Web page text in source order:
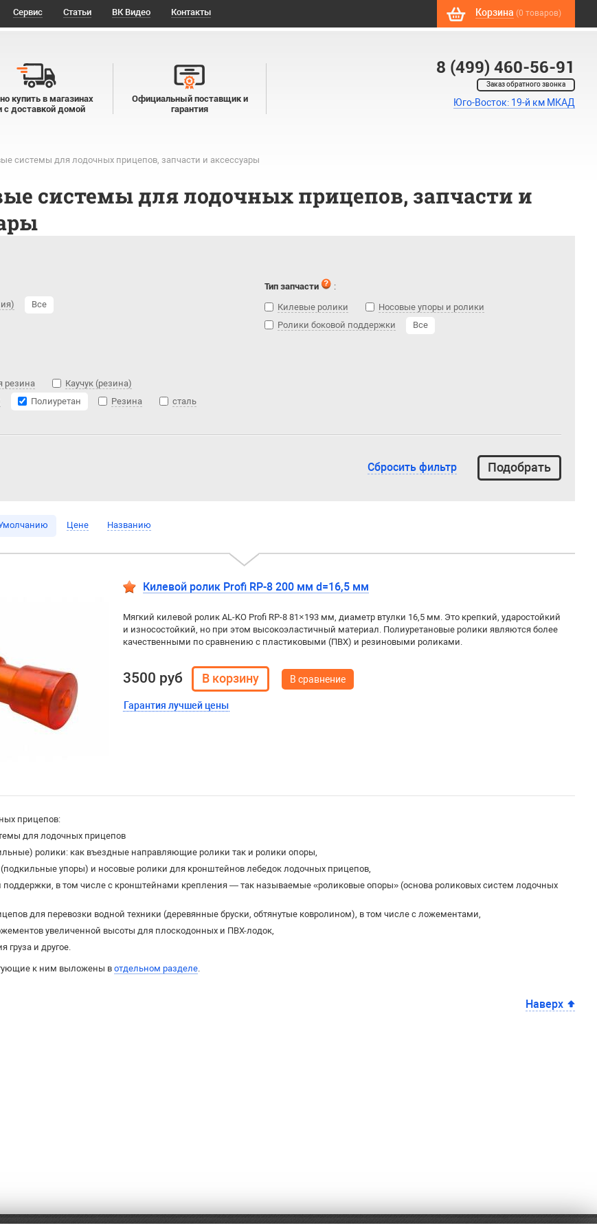
Сервис Статьи ВК Видео Контакты Корзина (0 товаров)
8 (499) 460-56-91
Заказ обратного звонка
Юго-Восток: 19-й км МКАД
купить в магазинах
с доставкой домой
Официальный поставщик и
гарантия
системы для лодочных прицепов, запчасти и аксессуары
системы для лодочных прицепов, запчасти и
Все
Тип запчасти
:
Килевые ролики
Носовые упоры и ролики
Ролики боковой поддержки
Все
резина
Каучук (резина)
Полиуретан Резина
сталь
Сбросить фильтр
Цене Названию
Килевой ролик Profi RP-8 200 мм d=16,5 мм
Мягкий килевой ролик AL-KO Profi RP-8 81×193 мм, диаметр втулки 16,5 мм. Это крепкий, ударостойкий
и износостойкий, но при этом высокоэластичный материал. Полиуретановые ролики являются более
качественными по сравнению с пластиковыми (ПВХ) и резиновыми роликами.
3500 руб
Гарантия лучшей цены
В сравнение
прицепов:
для лодочных прицепов
ролики: как въездные направляющие ролики так и ролики опоры,
упоры) и носовые ролики для кронштейнов лебедок лодочных прицепов,
поддержки, в том числе с кронштейнами крепления — так называемые «роликовые опоры» (основа роликовых систем лодочных
для перевозки водной техники (деревянные бруски, обтянутые ковролином), в том числе с ложементами,
увеличенной высоты для плоскодонных и ПВХ-лодок,
груза и другое.
к ним выложены в отдельном разделе.
Наверх